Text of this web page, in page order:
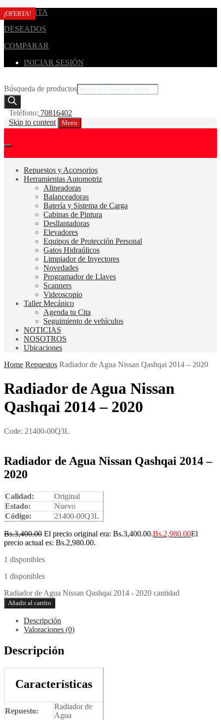
MI CUENTA
DESEADOS
COMPARAR
INICIAR SESIÓN
Búsqueda de productos
Teléfono: 70816402
Skip to content
Menu
Repuestos y Accesorios
Herramientas Automotriz
Alineadoras
Balanceadoras
Batería y Sistema de Carga
Cabinas de Pintura
Desllantadoras
Elevadores
Equipos de Protección Personal
Gatos Hidraúlicos
Limpiador de Inyectores
Novedades
Programador de Llaves
Scanners
Videoscopio
Taller Mecánico
Agenda tu Cita
Seguimiento de vehículos
NOTICIAS
NOSOTROS
Ubicaciones
Home Repuestos Radiador de Agua Nissan Qashqai 2014 – 2020
Radiador de Agua Nissan
Qashqai 2014 – 2020
Code: 21400-00Q3L
¡OFERTA!
Radiador de Agua Nissan Qashqai 2014 –
2020
Calidad:
Original
Estado:
Nuevo
Código:
21400-00Q3L
Bs.3,400.00 El precio original era: Bs.3,400.00.Bs.2,980.00El
precio actual es: Bs.2,980.00.
1 disponibles
1 disponibles
Radiador de Agua Nissan Qashqai 2014 - 2020 cantidad
Añadir al carrito
Descripción
Valoraciones (0)
Descripción
Características
Repuesto:
Radiador de
Agua
¡OFERTA!
¡OFERTA!
¡OFERTA!
¡OFERTA!